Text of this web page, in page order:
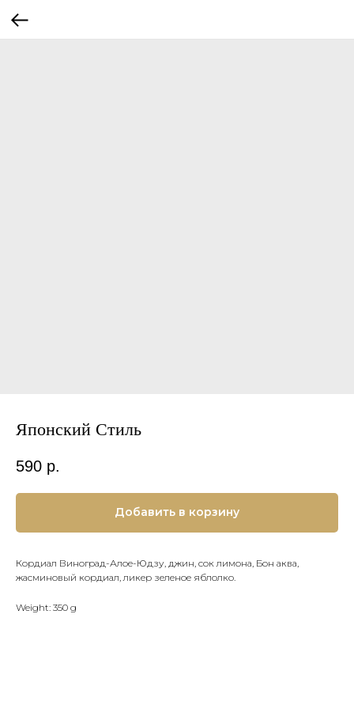
Японский Стиль
590 р.
Добавить в корзину
Кордиал Виноград-Алое-Юдзу, джин, сок лимона, Бон аква,
жасминовый кордиал, ликер зеленое яблолко.
Weight: 350 g